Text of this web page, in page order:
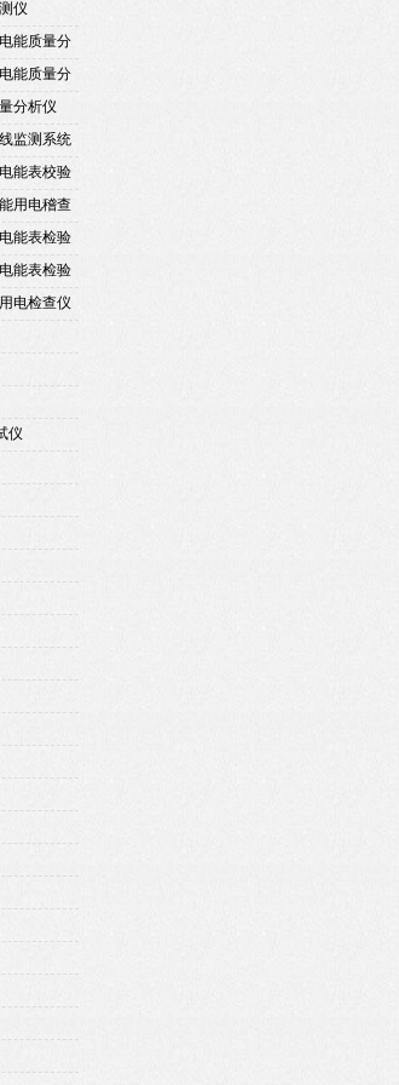
仪
能质量分
能质量分
分析仪
监测系统
能表校验
用电稽查
能表检验
能表检验
电检查仪
仪